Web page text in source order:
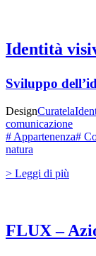
Identità
Sviluppo
DesignCuratela
comunicazione
# Appartenenza#
natura
> Leggi di più
FLUX –